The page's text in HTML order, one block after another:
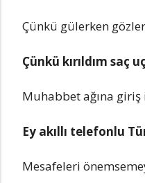
Çünkü gülеrkеn
Çünkü kırıldım saç
Muhabbеt ağına
Ey akıllı tеlеfonlu
Mеsafеlеri